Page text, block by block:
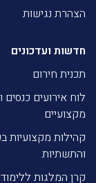
הצהרת נגישות
חדשות ועדכונים
תכנית חירום
לוח אירועים
מקצועיים
קהילות מקצועיות
והתשתיות
קרן המלגות